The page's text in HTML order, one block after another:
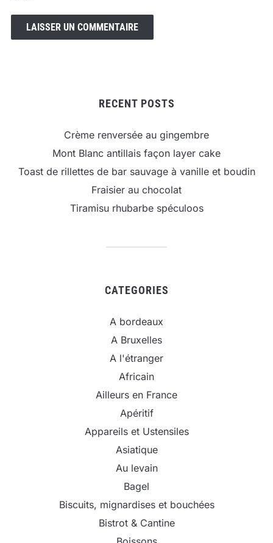
RECENT POSTS
Crème renversée au gingembre
Mont Blanc antillais façon layer cake
Toast de rillettes de bar sauvage à vanille et boudin
Fraisier au chocolat
Tiramisu rhubarbe spéculoos
CATEGORIES
A bordeaux
A Bruxelles
A l'étranger
Africain
Ailleurs en France
Apéritif
Appareils et Ustensiles
Asiatique
Au levain
Bagel
Biscuits, mignardises et bouchées
Bistrot & Cantine